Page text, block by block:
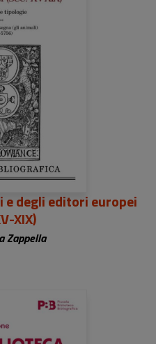
degli editori europei
XIX)
Zappella